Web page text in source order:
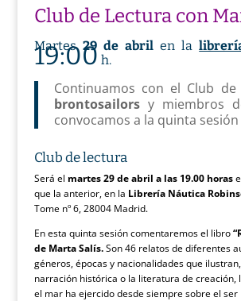
Club de Lectura con
Martes 29 de abrilen la
19:00 h.
Continuamos con el Club
brontosailorsy miembros
convocamos a la quinta sesión
Club de lectura
Será el martes 29 de abril a las 19.00 horas
que la anterior, en la Librería Náutica
Tome nº 6, 28004 Madrid.
En esta quinta sesión comentaremos el libro
de Marta Salís.Son 46 relatos de diferentes
géneros, épocas y nacionalidades que
narración histórica o la literatura de creación,
el mar ha ejercido desde siempre sobre el ser